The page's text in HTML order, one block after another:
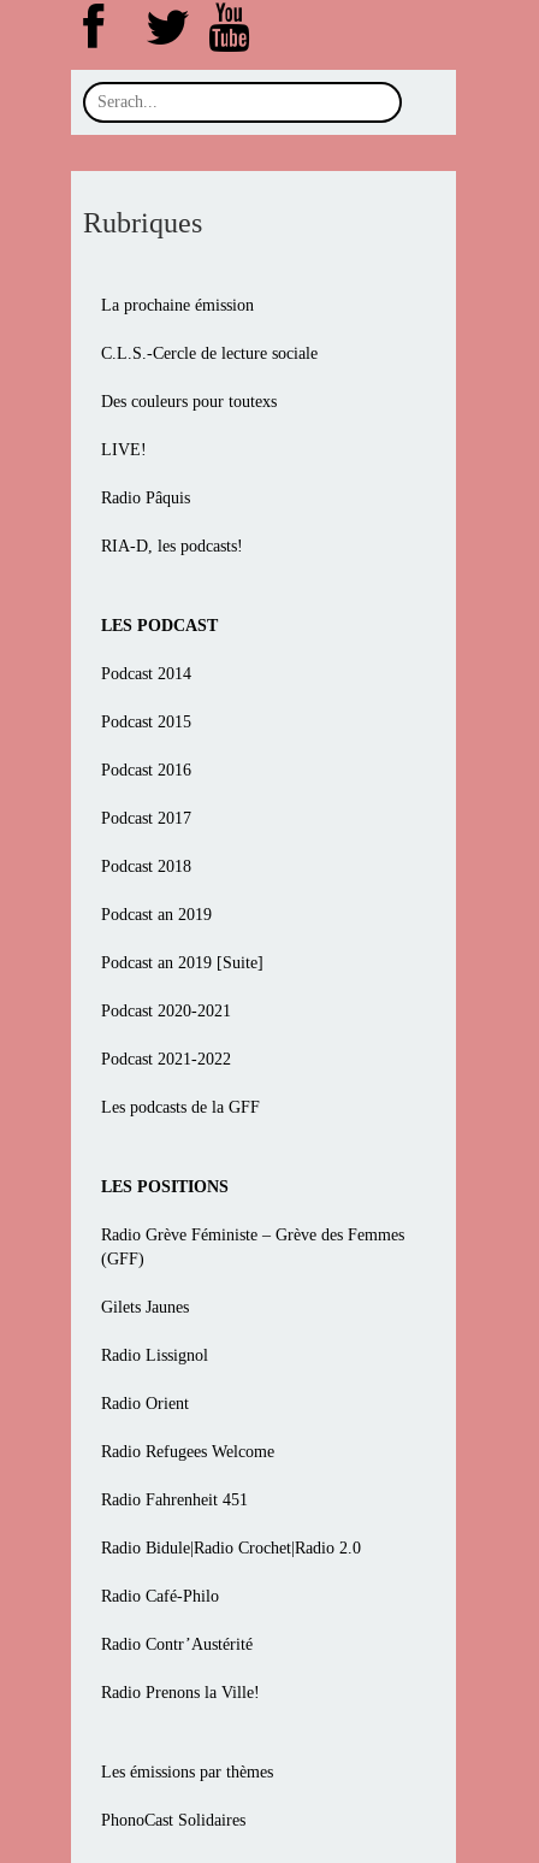
Rubriques
La prochaine émission
C.L.S.-Cercle de lecture sociale
Des couleurs pour toutexs
LIVE!
Radio Pâquis
RIA-D, les podcasts!
LES PODCAST
Podcast 2014
Podcast 2015
Podcast 2016
Podcast 2017
Podcast 2018
Podcast an 2019
Podcast an 2019 [Suite]
Podcast 2020-2021
Podcast 2021-2022
Les podcasts de la GFF
LES POSITIONS
Radio Grève Féministe – Grève des Femmes
(GFF)
Gilets Jaunes
Radio Lissignol
Radio Orient
Radio Refugees Welcome
Radio Fahrenheit 451
Radio Bidule|Radio Crochet|Radio 2.0
Radio Café-Philo
Radio Contr’Austérité
Radio Prenons la Ville!
Les émissions par thèmes
PhonoCast Solidaires